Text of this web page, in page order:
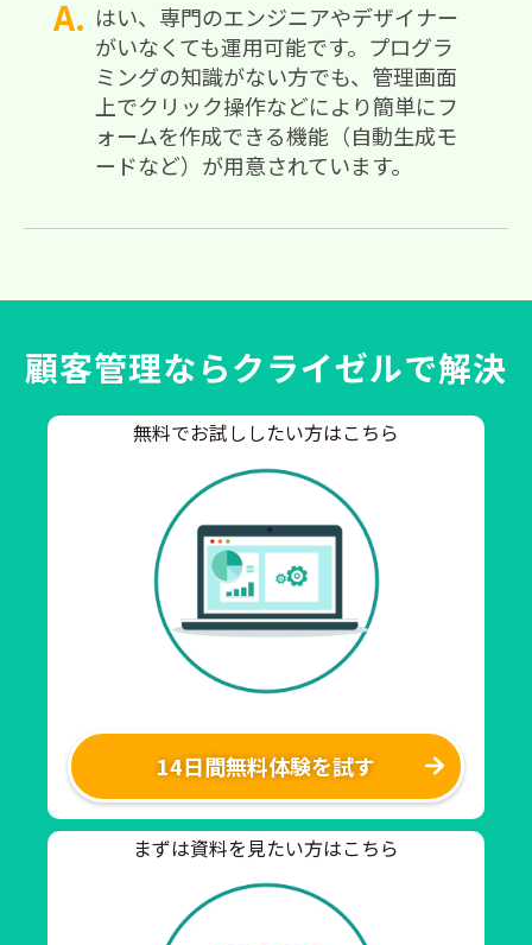
CRMラボ
はい、専門のエンジニアやデザイナー
がいなくても運用可能です。プログラ
ミングの知識がない方でも、管理画面
上でクリック操作などにより簡単にフ
ォームを作成できる機能（自動生成モ
ードなど）が用意されています。
顧客管理ならクライゼルで解決
無料でお試ししたい方はこちら
14日間無料体験を試す
まずは資料を見たい方はこちら